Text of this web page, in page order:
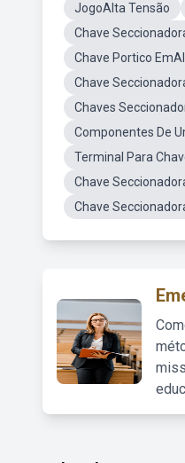
JogoAlta Tensão
Chave
Chave Portico
Chave
Chaves
Componentes De
Terminal Para
Chave
Chave